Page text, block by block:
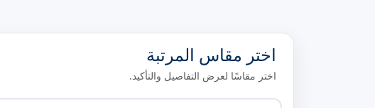
اختر مقاس المرتبة
اختر مقاسًا لعرض التفاصيل والتأكيد.